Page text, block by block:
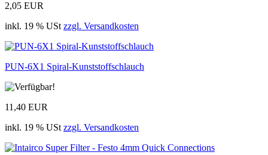
2,05 EUR
inkl. 19 % USt zzgl. Versandkosten
PUN-6X1 Spiral-Kunststoffschlauch
11,40 EUR
inkl. 19 % USt zzgl. Versandkosten